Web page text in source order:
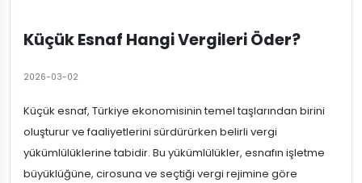
Küçük Esnaf Hangi Vergileri Öder?
2026-03-02
Küçük esnaf, Türkiye ekonomisinin temel taşlarından birini
oluşturur ve faaliyetlerini sürdürürken belirli vergi
yükümlülüklerine tabidir. Bu yükümlülükler, esnafın işletme
büyüklüğüne, cirosuna ve seçtiği vergi rejimine göre